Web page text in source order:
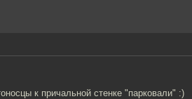
к причальной стенке "парковали" :)